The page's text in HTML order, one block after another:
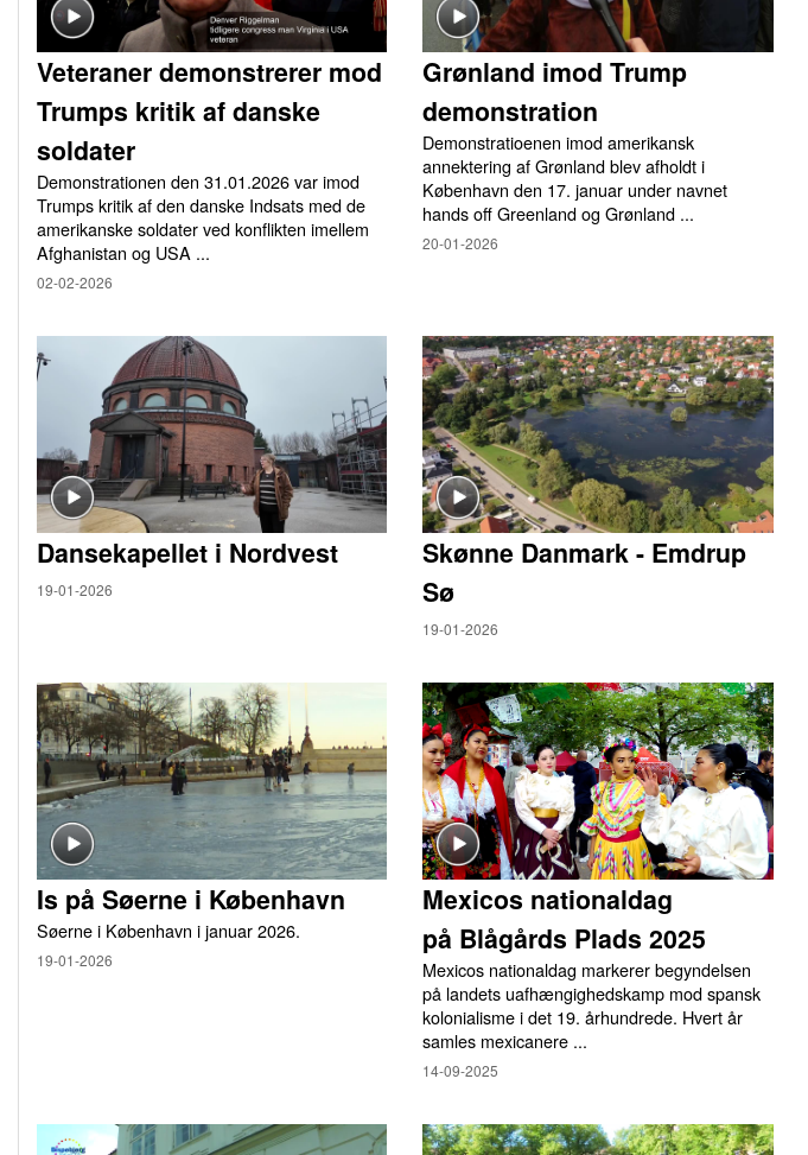
Veteraner demonstrerer mod
Trumps kritik af danske
soldater
Demonstrationen den 31.01.2026 var imod
Trumps kritik af den danske Indsats med de
amerikanske soldater ved konflikten imellem
Afghanistan og USA ...
02-02-2026
Grønland imod Trump
demonstration
Demonstratioenen imod amerikansk
annektering af Grønland blev afholdt i
København den 17. januar under navnet
hands off Greenland og Grønland ...
20-01-2026
Dansekapellet i Nordvest
19-01-2026
Skønne Danmark - Emdrup
Sø
19-01-2026
Is på Søerne i København
Søerne i København i januar 2026.
19-01-2026
Mexicos nationaldag
på Blågårds Plads 2025
Mexicos nationaldag markerer begyndelsen
på landets uafhængighedskamp mod spansk
kolonialisme i det 19. århundrede. Hvert år
samles mexicanere ...
14-09-2025